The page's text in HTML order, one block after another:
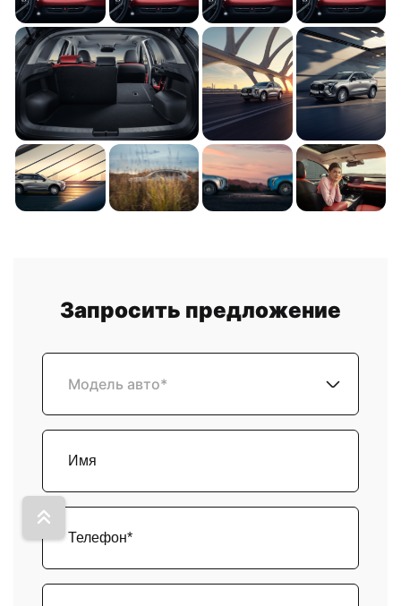
Запросить предложение
Модель авто*